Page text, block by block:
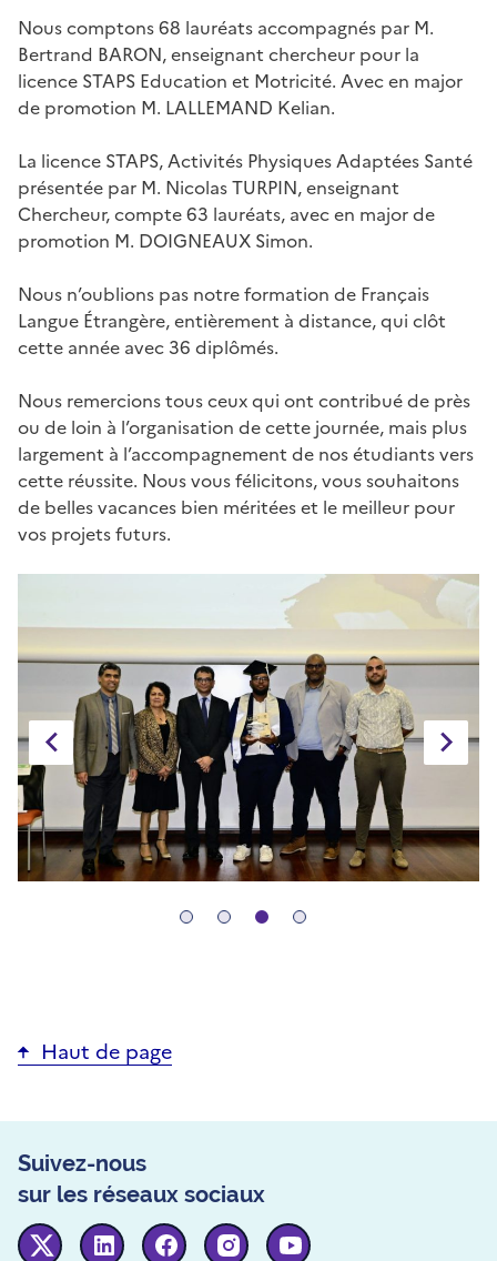
Nous comptons 68 lauréats accompagnés par M.
Bertrand BARON, enseignant chercheur pour la
licence STAPS Education et Motricité. Avec en major
de promotion M. LALLEMAND Kelian.
La licence STAPS, Activités Physiques Adaptées Santé
présentée par M. Nicolas TURPIN, enseignant
Chercheur, compte 63 lauréats, avec en major de
promotion M. DOIGNEAUX Simon.
Nous n’oublions pas notre formation de Français
Langue Étrangère, entièrement à distance, qui clôt
cette année avec 36 diplômés.
Nous remercions tous ceux qui ont contribué de près
ou de loin à l’organisation de cette journée, mais plus
largement à l’accompagnement de nos étudiants vers
cette réussite. Nous vous félicitons, vous souhaitons
de belles vacances bien méritées et le meilleur pour
vos projets futurs.
diapositive
précédente
suivante
diapositivediapositive
diapositivediapositive
Haut de page
Suivez-nous
sur les réseaux sociaux
Twitter Linkedin FacebookInstagram